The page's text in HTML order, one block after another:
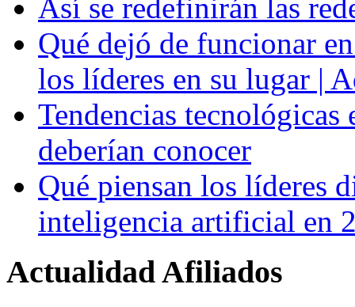
Así se redefinirán las
Qué dejó de funcionar
los líderes en su lugar |
Tendencias tecnológicas
deberían conocer
Qué piensan los líderes
inteligencia artificial en
ActualidadAfiliados